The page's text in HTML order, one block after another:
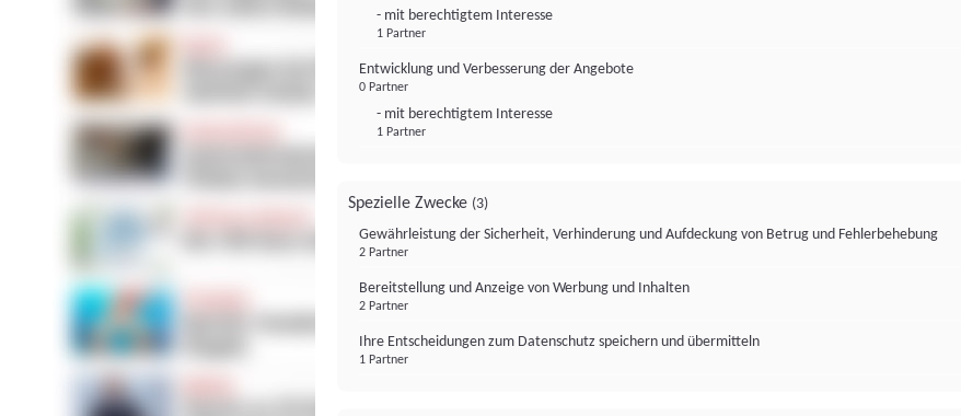
- mit berechtigtem Interesse
1 Partner
Entwicklung und Verbesserung der Angebote
0 Partner
- mit berechtigtem Interesse
1 Partner
Spezielle Zwecke (3)
Gewährleistung der Sicherheit, Verhinderung und Aufdeckung von Betrug und Fehlerbehebung
2 Partner
Bereitstellung und Anzeige von Werbung und Inhalten
2 Partner
Ihre Entscheidungen zum Datenschutz speichern und übermitteln
1 Partner